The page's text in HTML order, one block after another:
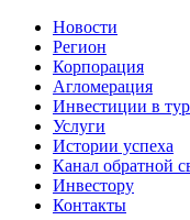
Новости
Регион
Корпорация
Агломерация
Инвестиции в
Услуги
Истории успеха
Канал обратной
Инвестору
Контакты